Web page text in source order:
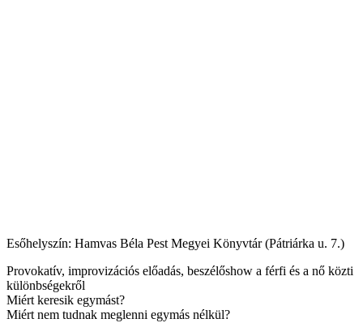
Esőhelyszín: Hamvas Béla Pest Megyei Könyvtár (Pátriárka u. 7.)
Provokatív, improvizációs előadás, beszélőshow a férfi és a nő közti
különbségekről
Miért keresik egymást?
Miért nem tudnak meglenni egymás nélkül?